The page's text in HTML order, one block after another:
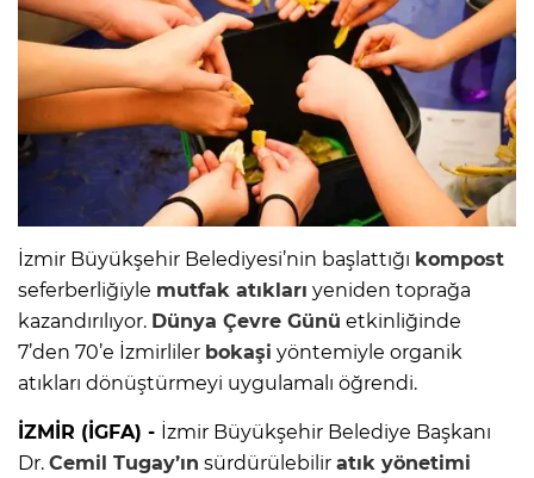
İzmir Büyükşehir Belediyesi’nin başlattığı kompost
seferberliğiyle mutfak atıkları yeniden toprağa
kazandırılıyor. Dünya Çevre Günü etkinliğinde
7’den 70’e İzmirliler bokaşi yöntemiyle organik
atıkları dönüştürmeyi uygulamalı öğrendi.
İZMİR (İGFA) - İzmir Büyükşehir Belediye Başkanı
Dr. Cemil Tugay’ın sürdürülebilir atık yönetimi